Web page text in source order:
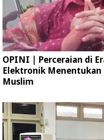
OPINI | Perceraian di
Elektronik Menentukan
Muslim